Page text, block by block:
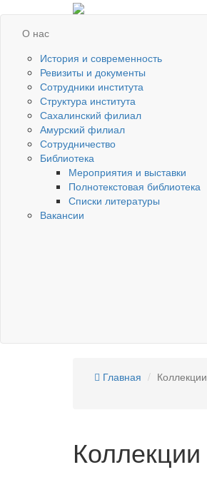
О нас
История и современность
Ревизиты и документы
Сотрудники института
Структура института
Сахалинский филиал
Амурский филиал
Сотрудничество
Библиотека
Мероприятия и выставки
Полнотекстовая библиотека
Списки литературы
Вакансии
Главная Коллекции
Коллекции